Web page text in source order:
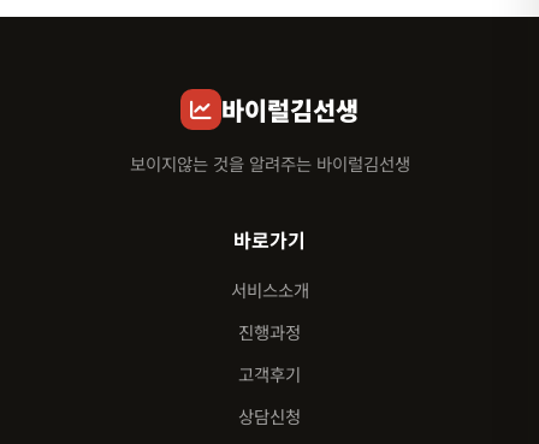
바이럴김선생
보이지않는 것을 알려주는 바이럴김선생
바로가기
서비스소개
진행과정
고객후기
상담신청